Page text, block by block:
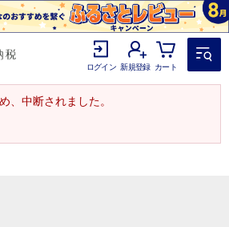
ログイン 新規登録 カート
、中断されました。